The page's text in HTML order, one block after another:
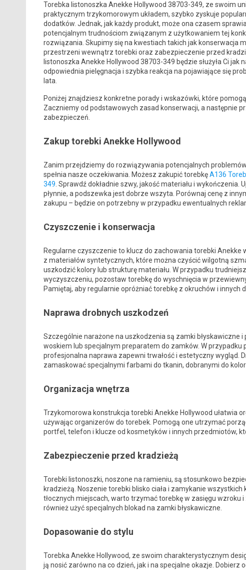
Torebka listonoszka Anekke Hollywood 38703-349, ze swoim
praktycznym trzykomorowym układem, szybko zyskuje
dodatków. Jednak, jak każdy produkt, może ona czasem
potencjalnym trudnościom związanym z użytkowaniem tej
rozwiązania. Skupimy się na kwestiach takich jak konserwacja
przestrzeni wewnątrz torebki oraz zabezpieczenie przed
listonoszka Anekke Hollywood 38703-349 będzie służyła Ci
odpowiednia pielęgnacja i szybka reakcja na pojawiające się
lata.
Poniżej znajdziesz konkretne porady i wskazówki, które
Zaczniemy od podstawowych zasad konserwacji, a następnie
zabezpieczeń.
Zakup torebki Anekke Hollywood
Zanim przejdziemy do rozwiązywania potencjalnych
spełnia nasze oczekiwania. Możesz zakupić torebkęA136
349 . Sprawdź dokładnie szwy, jakość materiału i
płynnie, a podszewka jest dobrze wszyta. Porównaj cenę z
zakupu – będzie on potrzebny w przypadku ewentualnych
Czyszczenie i konserwacja
Regularne czyszczenie to klucz do zachowania torebki
z materiałów syntetycznych, które można czyścić wilgotną
uszkodzić kolory lub strukturę materiału. W przypadku
wyczyszczeniu, pozostaw torebkę do wyschnięcia w
Pamiętaj, aby regularnie opróżniać torebkę z okruchów i innych
Naprawa drobnych uszkodzeń
Szczególnie narażone na uszkodzenia są zamki błyskawiczne
woskiem lub specjalnym preparatem do zamków. W przypadku
profesjonalna naprawa zapewni trwałość i estetyczny wygląd.
zamaskować specjalnymi farbami do tkanin, dobranymi do
Organizacja wnętrza
Trzykomorowa konstrukcja torebki Anekke Hollywood ułatwia
używając organizerów do torebek. Pomogą one utrzymać
portfel, telefon i klucze od kosmetyków i innych przedmiotów,
Zabezpieczenie przed kradzieżą
Torebki listonoszki, noszone na ramieniu, są stosunkowo
kradzieżą. Noszenie torebki blisko ciała i zamykanie
tłocznych miejscach, warto trzymać torebkę w zasięgu
również użyć specjalnych blokad na zamki błyskawiczne.
Dopasowanie do stylu
Torebka Anekke Hollywood, ze swoim charakterystycznym
ją nosić zarówno na co dzień, jak i na specjalne okazje. Dobierz